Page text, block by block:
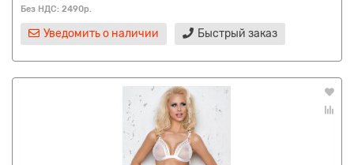
Без НДС: 2490р.
Уведомить о наличии Быстрый заказ